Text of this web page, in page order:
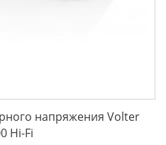
напряжения Volter
Hi-Fi